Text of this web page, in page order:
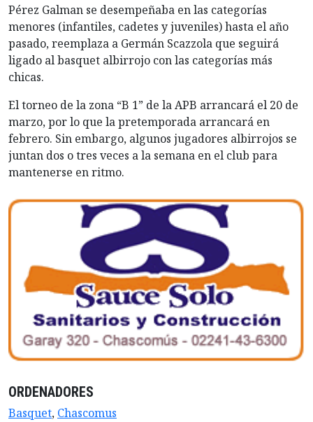
Pérez Galman se desempeñaba en las categorías
menores (infantiles, cadetes y juveniles) hasta el año
pasado, reemplaza a Germán Scazzola que seguirá
ligado al basquet albirrojo con las categorías más
chicas.
El torneo de la zona “B 1” de la APB arrancará el 20 de
marzo, por lo que la pretemporada arrancará en
febrero. Sin embargo, algunos jugadores albirrojos se
juntan dos o tres veces a la semana en el club para
mantenerse en ritmo.
ORDENADORES
Basquet, Chascomus